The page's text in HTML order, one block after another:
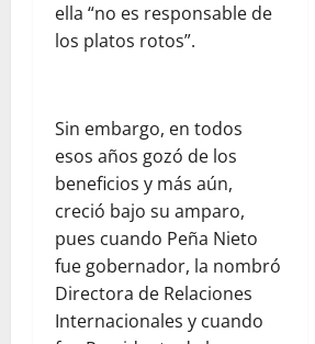
ella “no es responsable de
los platos rotos”.
Sin embargo, en todos
esos años gozó de los
beneficios y más aún,
creció bajo su amparo,
pues cuando Peña Nieto
fue gobernador, la nombró
Directora de Relaciones
Internacionales y cuando